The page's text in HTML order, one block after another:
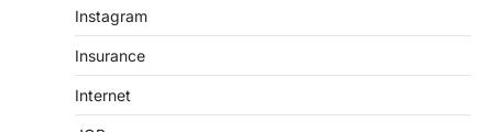
Instagram
Insurance
Internet